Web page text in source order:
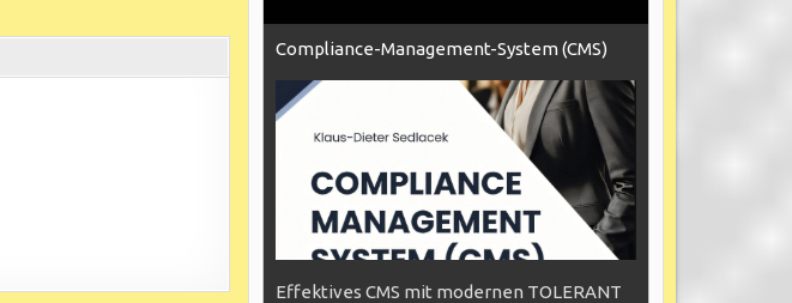
Compliance-Management-System (CMS)
Effektives CMS mit modernen TOLERANT